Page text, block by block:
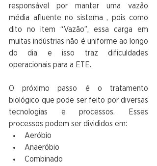
responsável por manter uma vazão
média afluente no sistema , pois como
dito no item “Vazão”, essa carga em
muitas indústrias não é uniforme ao longo
do dia e isso traz dificuldades
operacionais para a ETE.
O próximo passo é o tratamento
biológico que pode ser feito por diversas
tecnologias e processos. Esses
processos podem ser divididos em:
Aeróbio
Anaeróbio
Combinado